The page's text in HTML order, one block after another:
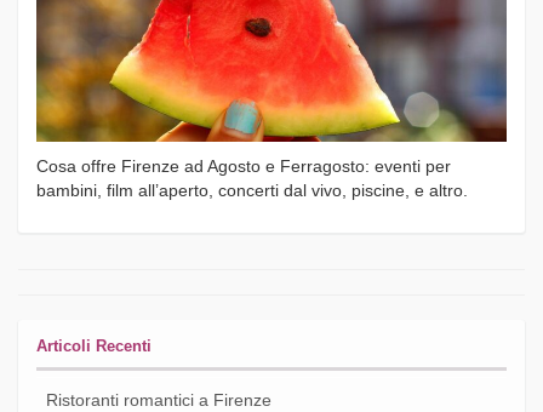
Cosa offre Firenze ad Agosto e Ferragosto: eventi per
bambini, film all’aperto, concerti dal vivo, piscine, e altro.
Articoli Recenti
Ristoranti romantici a Firenze